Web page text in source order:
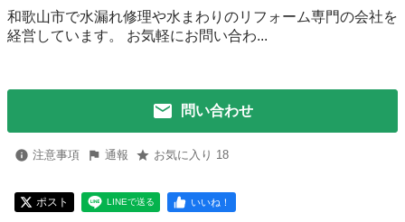
和歌山市で水漏れ修理や水まわりのリフォーム専門の会社を
経営しています。 お気軽にお問い合わ...
問い合わせ
注意事項 通報 お気に入り 18
ポスト LINEで送る いいね！